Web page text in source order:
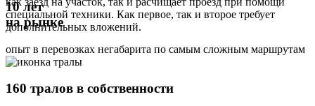
специальной техники. Как первое, так и второе требует
дополнительных вложений.
10 лет
на рынке
опыт в перевозках негабарита по самым сложным маршрутам
160 тралов в собственности